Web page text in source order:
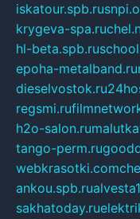
iskatour.spb.ru
krygeva-spa.ru
hl-beta.spb.ru
epoha-metalband.ru
dieselvostok.ru
regsmi.ru
h2o-salon.ru
tango-perm.ru
webkrasotki.com
ankou.spb.ru
sakhatoday.ru